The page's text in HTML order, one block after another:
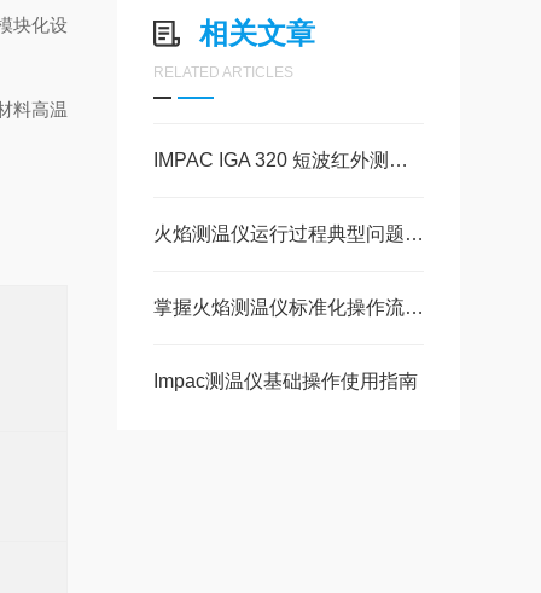
相关文章
RELATED ARTICLES
IMPAC IGA 320 短波红外测温仪在石墨与陶瓷高温测量中的应用
火焰测温仪运行过程典型问题及规范化解决对策
掌握火焰测温仪标准化操作流程保障测温数据真实有效
Impac测温仪基础操作使用指南
块化设
料高温